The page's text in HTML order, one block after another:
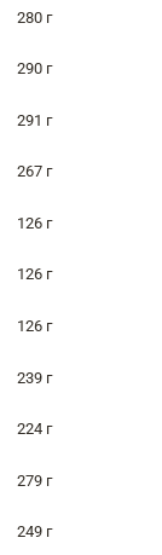
280 г
290 г
291 г
267 г
126 г
126 г
126 г
239 г
224 г
279 г
249 г